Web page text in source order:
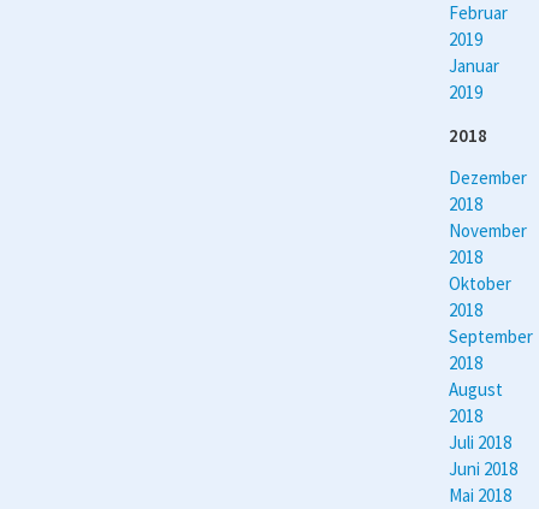
Februar
2019
Januar
2019
2018
Dezember
2018
November
2018
Oktober
2018
September
2018
August
2018
Juli 2018
Juni 2018
Mai 2018